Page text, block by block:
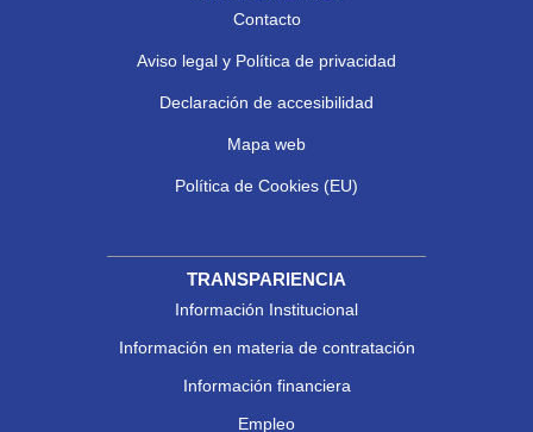
Contacto
Aviso legal y Política de privacidad
Declaración de accesibilidad
Mapa web
Política de Cookies (EU)
TRANSPARIENCIA
Información Institucional
Información en materia de contratación
Información financiera
Empleo